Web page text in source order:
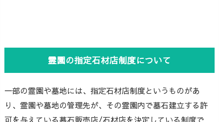
霊園の指定石材店制度について
一部の霊園や墓地には、指定石材店制度というものがあ
り、霊園や墓地の管理先が、その霊園内で墓石建立する許
可を与えている墓石販売店/石材店を決定している制度で